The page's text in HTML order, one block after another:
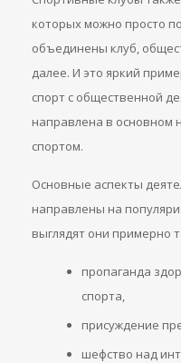
которых можно просто
объединены клуб,
далее. И это яркий
спорт с общественной
направлена в основном
спортом.
Основные аспекты
направлены на
выглядят они примерно
пропаганда
спорта,
присуждение
шефство над